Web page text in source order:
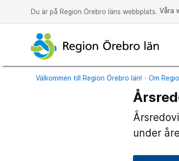
Du är på Region Örebro läns webbplats. Våra
Välkommen till Region Örebro län! Om
under